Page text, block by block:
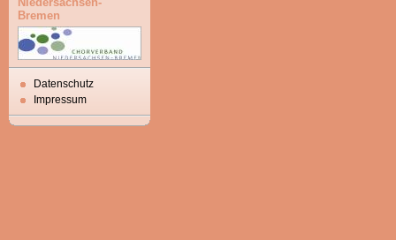
Bremen
Datenschutz
Impressum